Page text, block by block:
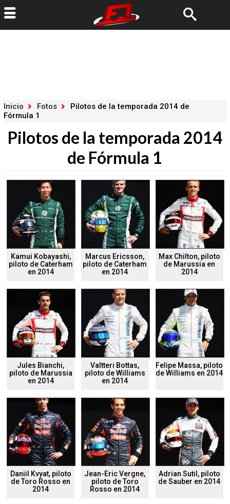
Inicio Fotos
Pilotos de la temporada 2014 de
Fórmula 1
Pilotos de la temporada 2014
de Fórmula 1
Kamui Kobayashi,
piloto de Caterham
en 2014
Marcus Ericsson,
piloto de Caterham
en 2014
Max Chilton, piloto
de Marussia en
2014
Jules Bianchi,
piloto de Marussia
en 2014
Valtteri Bottas,
piloto de Williams
en 2014
Felipe Massa, piloto
de Williams en 2014
Daniil Kvyat, piloto
de Toro Rosso en
2014
Jean-Eric Vergne,
piloto de Toro
Rosso en 2014
Adrian Sutil, piloto
de Sauber en 2014